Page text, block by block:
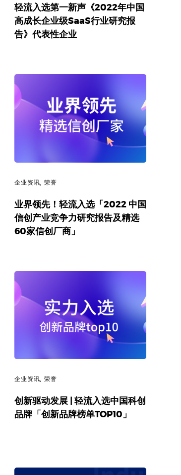
轻流入选第一新声《2022年中国
高成长企业级SaaS行业研究报
告》代表性企业
企业资讯, 荣誉
业界领先！轻流入选「2022 中国
信创产业竞争力研究报告及精选
60家信创厂商」
企业资讯, 荣誉
创新驱动发展 | 轻流入选中国科创
品牌「创新品牌榜单TOP10」